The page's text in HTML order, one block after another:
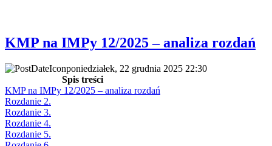
KMP na IMPy 12/2025 – analiza rozdań
poniedziałek, 22 grudnia 2025 22:30
Spis treści
KMP na IMPy 12/2025 – analiza rozdań
Rozdanie 2.
Rozdanie 3.
Rozdanie 4.
Rozdanie 5.